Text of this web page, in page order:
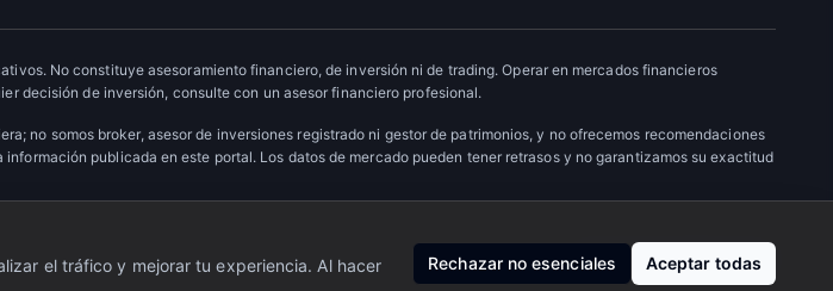
No constituye asesoramiento financiero, de inversión ni de trading. Operar en mercados financieros
decisión de inversión, consulte con un asesor financiero profesional.
no somos broker, asesor de inversiones registrado ni gestor de patrimonios, y no ofrecemos recomendaciones
publicada en este portal. Los datos de mercado pueden tener retrasos y no garantizamos su exactitud
Nosotros Privacidad· Contacto
el tráfico y mejorar tu experiencia. Al hacer
Rechazar no esenciales Aceptar todas